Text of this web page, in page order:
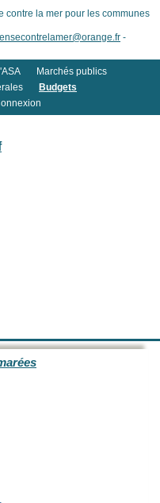
contre la mer pour les communes
-
Marchés publics
Budgets